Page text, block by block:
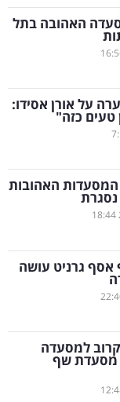
המסעדה האהובה בתל
על אורן אסידו:
טעים כזה"
המסעדות האהובות
נסגרת
18:44
השף אסף גרניט עושה
למסעדה
מסעדת שף